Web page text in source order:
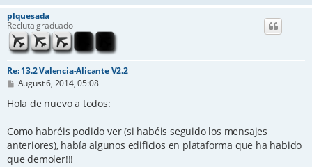
plquesada
Recluta graduado
Re: 13.2 Valencia-Alicante V2.2
P
s
August 6, 2014, 05:08
Hola de nuevo a todos:
Como habréis podido ver (si habéis seguido los mensajes
anteriores), había algunos edificios en plataforma que ha habido
que demoler!!!